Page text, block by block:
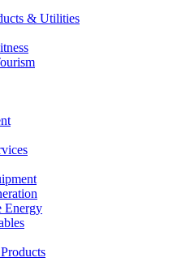
& Utilities
Energy